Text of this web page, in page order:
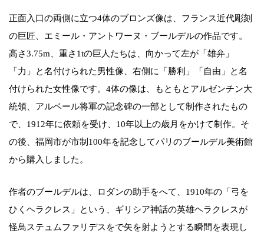
正面入口の両側に立つ4体のブロンズ像は、フランス近代彫刻
の巨匠、エミール・アントワーヌ・ブールデルの作品です。
高さ3.75m、重さ1tの巨人たちは、向かって左が「雄弁」
「力」と名付けられた男性像、右側に「勝利」「自由」と名
付けられた女性像です。4体の像は、もともとアルゼンチン大
統領、アルベール将軍の記念碑の一部として制作されたもの
で、1912年に依頼を受け、10年以上の歳月をかけて制作。そ
の後、福岡市が市制100年を記念してパリのブールデル美術館
から購入しました。
作者のブールデルは、ロダンの助手をへて、1910年の「弓を
ひくヘラクレス」という、ギリシア神話の英雄ヘラクレスが
怪鳥ステュムファリデスをで矢を射ようとする瞬間を表現し